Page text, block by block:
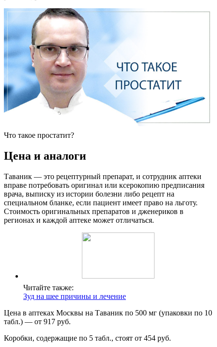
Что такое простатит?
Цена и аналоги
Таваник — это рецептурный препарат, и сотрудник аптеки
вправе потребовать оригинал или ксерокопию предписания
врача, выписку из истории болезни либо рецепт на
специальном бланке, если пациент имеет право на льготу.
Стоимость оригинальных препаратов и дженериков в
регионах и каждой аптеке может отличаться.
Читайте также:
Зуд на шее причины и лечение
Цена в аптеках Москвы на Таваник по 500 мг (упаковки по 10
табл.) — от 917 руб.
Коробки, содержащие по 5 табл., стоят от 454 руб.